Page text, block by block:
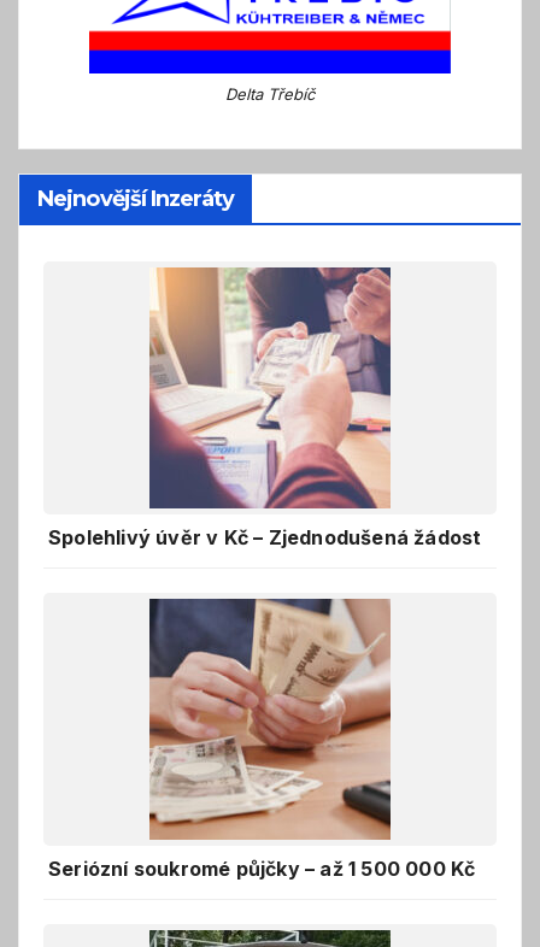
Delta Třebíč
Nejnovější Inzeráty
Spolehlivý úvěr v Kč – Zjednodušená žádost
Seriózní soukromé půjčky – až 1 500 000 Kč